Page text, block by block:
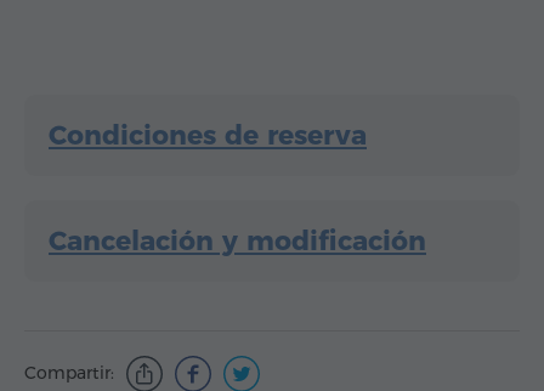
Condiciones de reserva
Cancelación y modificación
Compartir: